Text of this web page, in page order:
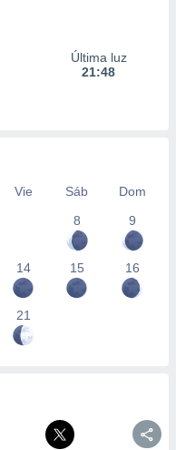
Última luz
21:48
Vie Sáb
Dom
8
9
14 15 16
21